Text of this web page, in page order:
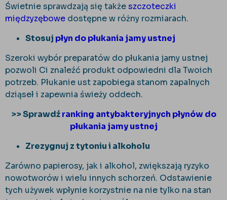
Świetnie sprawdzają się takżeszczoteczki
międzyzębowe dostępne w różny rozmiarach.
Stosuj płyn do płukania jamy ustnej
Szeroki wybór preparatów do płukania jamy ustnej
pozwoli Ci znaleźć produkt odpowiedni dla Twoich
potrzeb. Płukanie ust zapobiega stanom zapalnych
dziąseł i zapewnia świeży oddech.
>> Sprawdźranking antybakteryjnych płynów do
płukania jamy ustnej
Zrezygnuj z tytoniu i alkoholu
Zarówno papierosy, jak i alkohol, zwiększają ryzyko
nowotworów i wielu innych schorzeń. Odstawienie
tych używek wpłynie korzystnie na nie tylko na stan